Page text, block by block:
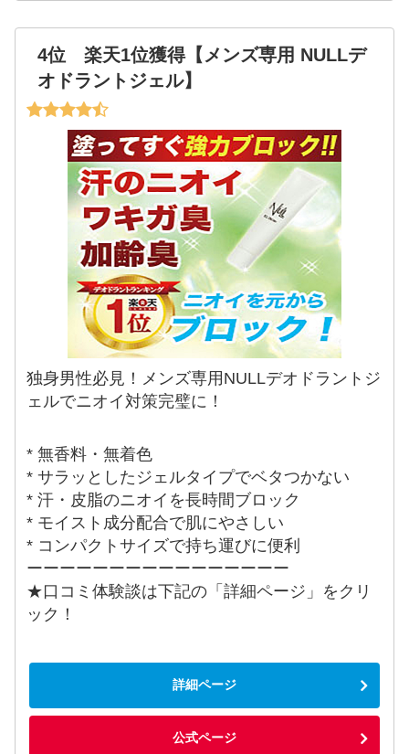
4位 楽天1位獲得【メンズ専用 NULLデ
オドラントジェル】
独身男性必見！メンズ専用NULLデオドラントジ
ェルでニオイ対策完璧に！
* 無香料・無着色
* サラッとしたジェルタイプでベタつかない
* 汗・皮脂のニオイを長時間ブロック
* モイスト成分配合で肌にやさしい
* コンパクトサイズで持ち運びに便利
ーーーーーーーーーーーーーーーー
★口コミ体験談は下記の「詳細ページ」をクリ
ック！
詳細ページ
公式ページ